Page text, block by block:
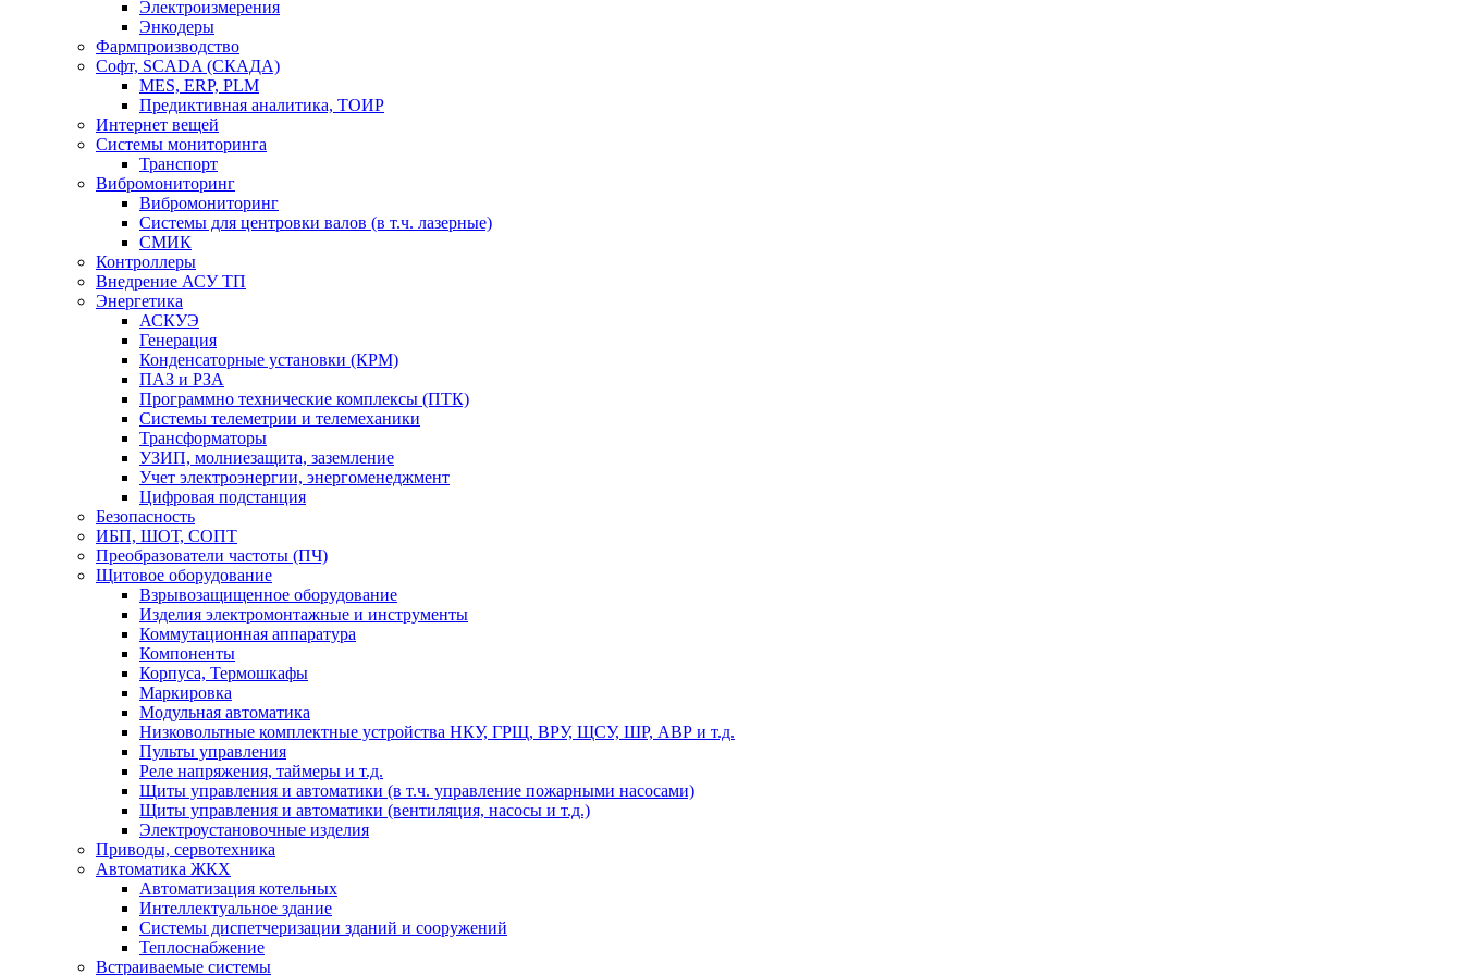
Электроизмерения
Энкодеры
Фармпроизводство
Софт, SCADA (СКАДА)
MES, ERP, PLM
Предиктивная аналитика, ТОИР
Интернет вещей
Системы мониторинга
Транспорт
Вибромониторинг
Вибромониторинг
Системы для центровки валов (в т.ч. лазерные)
СМИК
Контроллеры
Внедрение АСУ ТП
Энергетика
АСКУЭ
Генерация
Конденсаторные установки (КРМ)
ПАЗ и РЗА
Программно технические комплексы (ПТК)
Системы телеметрии и телемеханики
Трансформаторы
УЗИП, молниезащита, заземление
Учет электроэнергии, энергоменеджмент
Цифровая подстанция
Безопасность
ИБП, ШОТ, СОПТ
Преобразователи частоты (ПЧ)
Щитовое оборудование
Взрывозащищенное оборудование
Изделия электромонтажные и инструменты
Коммутационная аппаратура
Компоненты
Корпуса, Термошкафы
Маркировка
Модульная автоматика
Низковольтные комплектные устройства НКУ, ГРЩ, ВРУ, ЩСУ, ШР, АВР и т.д.
Пульты управления
Реле напряжения, таймеры и т.д.
Щиты управления и автоматики (в т.ч. управление пожарными насосами)
Щиты управления и автоматики (вентиляция, насосы и т.д.)
Электроустановочные изделия
Приводы, сервотехника
Автоматика ЖКХ
Автоматизация котельных
Интеллектуальное здание
Системы диспетчеризации зданий и сооружений
Теплоснабжение
Встраиваемые системы